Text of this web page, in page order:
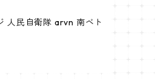
人民自衛隊 arvn 南ベト